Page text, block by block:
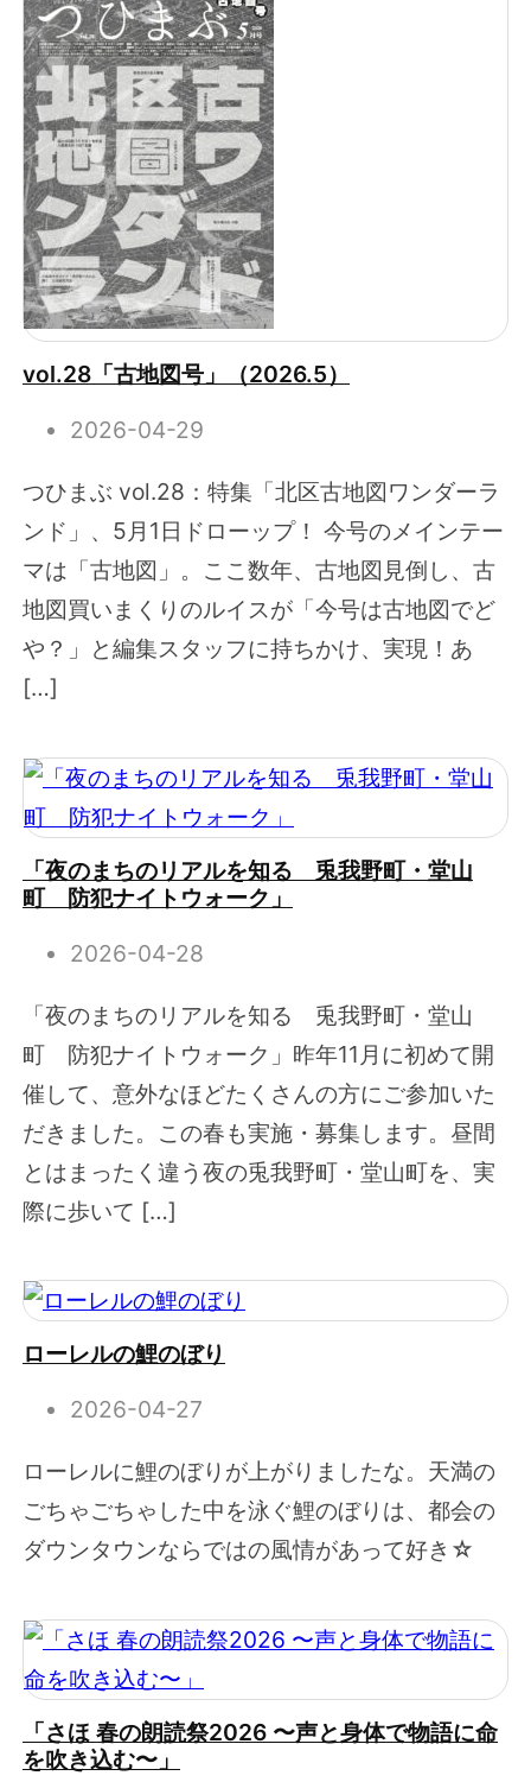
vol.28「古地図号」（2026.5）
2026-04-29
つひまぶ vol.28：特集「北区古地図ワンダーラ
ンド」、5月1日ドローップ！ 今号のメインテー
マは「古地図」。ここ数年、古地図見倒し、古
地図買いまくりのルイスが「今号は古地図でど
や？」と編集スタッフに持ちかけ、実現！あ
[…]
「夜のまちのリアルを知る 兎我野町・堂山
町 防犯ナイトウォーク」
2026-04-28
「夜のまちのリアルを知る 兎我野町・堂山
町 防犯ナイトウォーク」昨年11月に初めて開
催して、意外なほどたくさんの方にご参加いた
だきました。この春も実施・募集します。昼間
とはまったく違う夜の兎我野町・堂山町を、実
際に歩いて […]
ローレルの鯉のぼり
2026-04-27
ローレルに鯉のぼりが上がりましたな。天満の
ごちゃごちゃした中を泳ぐ鯉のぼりは、都会の
ダウンタウンならではの風情があって好き☆
「さほ 春の朗読祭2026 〜声と身体で物語に命
を吹き込む〜」